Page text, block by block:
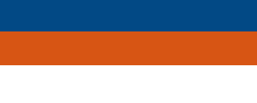
contenido